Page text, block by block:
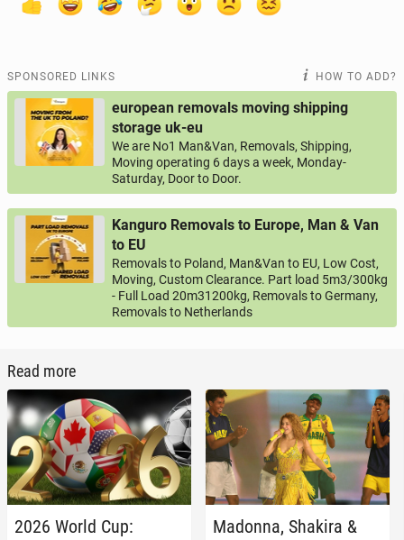
SPONSORED LINKS HOW TO ADD?
european removals moving shipping
storage uk-eu
We are No1 Man&Van, Removals, Shipping,
Moving operating 6 days a week, Monday-
Saturday, Door to Door.
Kanguro Removals to Europe, Man & Van
to EU
Removals to Poland, Man&Van to EU, Low Cost,
Moving, Custom Clearance. Part load 5m3/300kg
- Full Load 20m31200kg, Removals to Germany,
Removals to Netherlands
Read more
2026 World Cup:
Madonna, Shakira &